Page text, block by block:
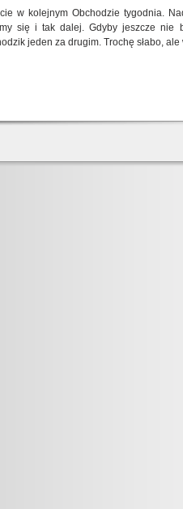
w kolejnym Obchodzie tygodnia.
się i tak dalej. Gdyby jeszcze nie
jeden za drugim. Trochę słabo,